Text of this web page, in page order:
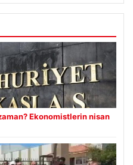
Ekonomistlerin nisan